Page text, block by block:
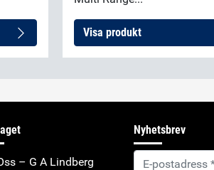
Visa produkt
– G A Lindberg
Nyhetsbrev